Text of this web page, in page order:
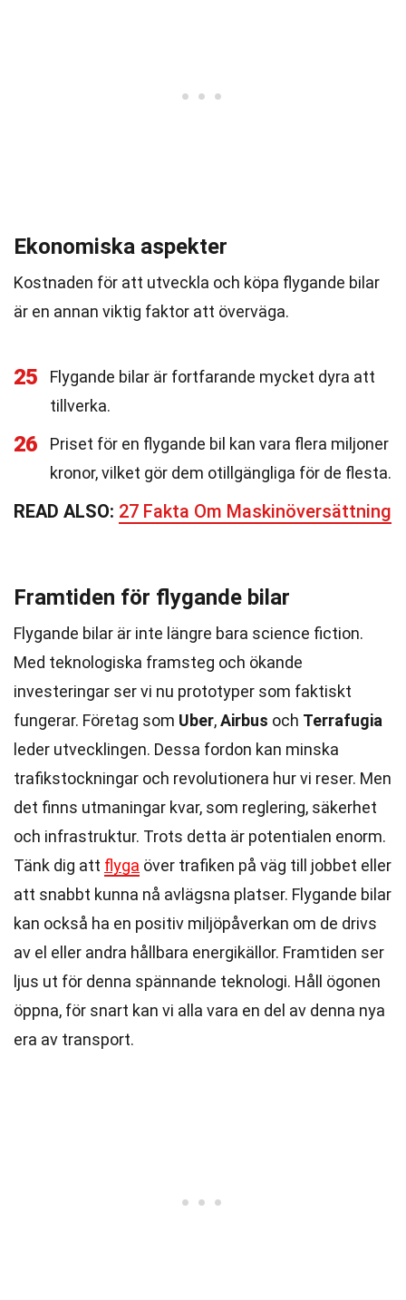
Ekonomiska aspekter
Kostnaden för att utveckla och köpa flygande bilar
är en annan viktig faktor att överväga.
25
Flygande bilar är fortfarande mycket dyra att
tillverka.
26
Priset för en flygande bil kan vara flera miljoner
kronor, vilket gör dem otillgängliga för de flesta.
READ ALSO: 27 Fakta Om Maskinöversättning
Framtiden för flygande bilar
Flygande bilar är inte längre bara science fiction.
Med teknologiska framsteg och ökande
investeringar ser vi nu prototyper som faktiskt
fungerar. Företag som Uber,Airbus och Terrafugia
leder utvecklingen. Dessa fordon kan minska
trafikstockningar och revolutionera hur vi reser. Men
det finns utmaningar kvar, som reglering, säkerhet
och infrastruktur. Trots detta är potentialen enorm.
Tänk dig att flyga över trafiken på väg till jobbet eller
att snabbt kunna nå avlägsna platser. Flygande bilar
kan också ha en positiv miljöpåverkan om de drivs
av el eller andra hållbara energikällor. Framtiden ser
ljus ut för denna spännande teknologi. Håll ögonen
öppna, för snart kan vi alla vara en del av denna nya
era av transport.